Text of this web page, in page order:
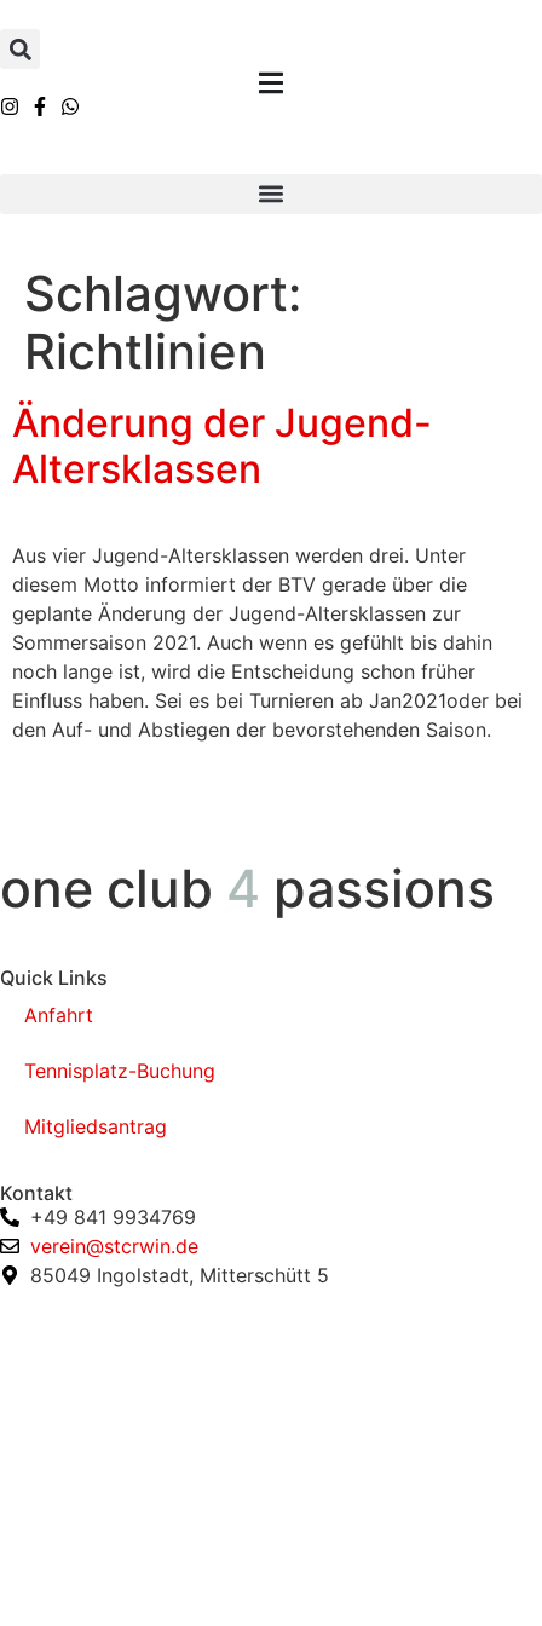
Schlagwort:
Richtlinien
Änderung der Jugend-
Altersklassen
Aus vier Jugend-Altersklassen werden drei. Unter
diesem Motto informiert der BTV gerade über die
geplante Änderung der Jugend-Altersklassen zur
Sommersaison 2021. Auch wenn es gefühlt bis dahin
noch lange ist, wird die Entscheidung schon früher
Einfluss haben. Sei es bei Turnieren ab Jan2021oder bei
den Auf- und Abstiegen der bevorstehenden Saison.
one club 4 passions
Quick Links
Anfahrt
Tennisplatz-Buchung
Mitgliedsantrag
Kontakt
+49 841 9934769
verein@stcrwin.de
85049 Ingolstadt, Mitterschütt 5